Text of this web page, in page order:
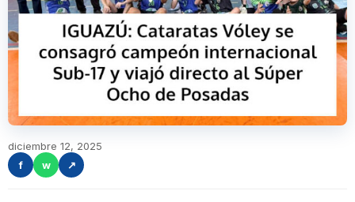
diciembre 12, 2025
f
w ↗